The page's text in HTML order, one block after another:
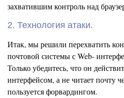
захватившим контроль над
2. Технология атаки.
Итак, мы решили перехватить
почтовой системы с Web-
Только убедитесь, что он
интерфейсом, а не читает почту
пользуется форвардингом.